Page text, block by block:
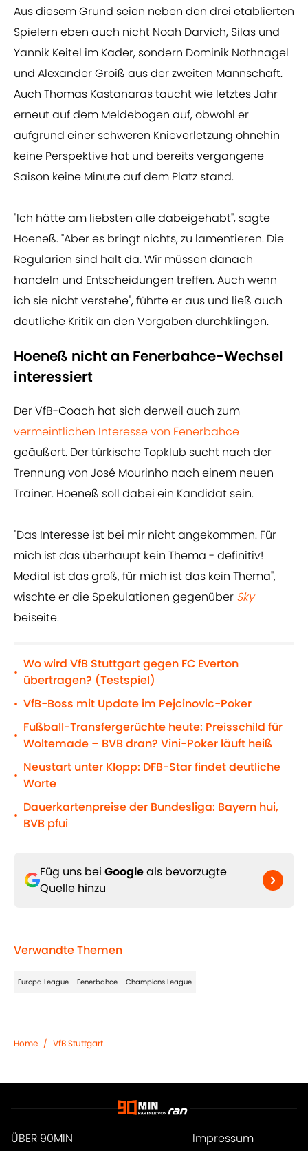
Aus diesem Grund seien neben den drei etablierten
Spielern eben auch nicht Noah Darvich, Silas und
Yannik Keitel im Kader, sondern Dominik Nothnagel
und Alexander Groiß aus der zweiten Mannschaft.
Auch Thomas Kastanaras taucht wie letztes Jahr
erneut auf dem Meldebogen auf, obwohl er
aufgrund einer schweren Knieverletzung ohnehin
keine Perspektive hat und bereits vergangene
Saison keine Minute auf dem Platz stand.
"Ich hätte am liebsten alle dabeigehabt", sagte
Hoeneß. "Aber es bringt nichts, zu lamentieren. Die
Regularien sind halt da. Wir müssen danach
handeln und Entscheidungen treffen. Auch wenn
ich sie nicht verstehe", führte er aus und ließ auch
deutliche Kritik an den Vorgaben durchklingen.
Hoeneß nicht an Fenerbahce-Wechsel
interessiert
Der VfB-Coach hat sich derweil auch zum
vermeintlichen Interesse von Fenerbahce
geäußert. Der türkische Topklub sucht nach der
Trennung von José Mourinho nach einem neuen
Trainer. Hoeneß soll dabei ein Kandidat sein.
"Das Interesse ist bei mir nicht angekommen. Für
mich ist das überhaupt kein Thema - definitiv!
Medial ist das groß, für mich ist das kein Thema",
wischte er die Spekulationen gegenüber Sky
beiseite.
•
Wo wird VfB Stuttgart gegen FC Everton
übertragen? (Testspiel)
• VfB-Boss mit Update im Pejcinovic-Poker
•
Fußball-Transfergerüchte heute: Preisschild für
Woltemade – BVB dran? Vini-Poker läuft heiß
•
Neustart unter Klopp: DFB-Star findet deutliche
Worte
•
Dauerkartenpreise der Bundesliga: Bayern hui,
BVB pfui
Füg uns bei Googleals bevorzugte
Quelle hinzu
Verwandte Themen
Europa League Fenerbahce Champions League
Home / VfB Stuttgart
ÜBER 90MIN Impressum